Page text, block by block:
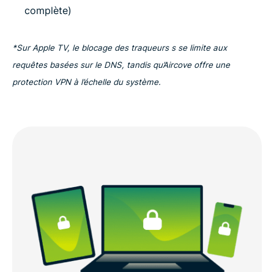
complète)
*Sur Apple TV, le blocage des traqueurs s se limite aux
requêtes basées sur le DNS, tandis qu’Aircove offre une
protection VPN à l’échelle du système.